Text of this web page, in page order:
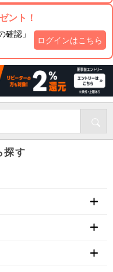
ント！
確認」
ログインはこちら
探す